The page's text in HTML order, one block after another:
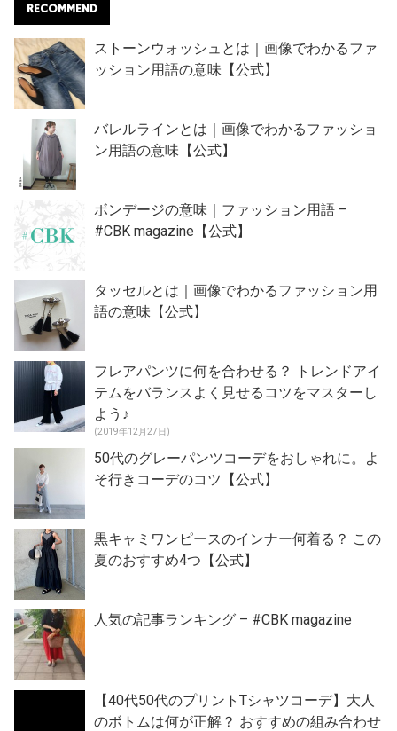
RECOMMEND
ストーンウォッシュとは｜画像でわかるファ
ッション用語の意味【公式】
バレルラインとは｜画像でわかるファッショ
ン用語の意味【公式】
ボンデージの意味｜ファッション用語 –
#CBK magazine【公式】
タッセルとは｜画像でわかるファッション用
語の意味【公式】
フレアパンツに何を合わせる？ トレンドアイ
テムをバランスよく見せるコツをマスターし
よう♪
(2019年12月27日)
50代のグレーパンツコーデをおしゃれに。よ
そ行きコーデのコツ【公式】
黒キャミワンピースのインナー何着る？ この
夏のおすすめ4つ【公式】
人気の記事ランキング – #CBK magazine
【40代50代のプリントTシャツコーデ】大人
のボトムは何が正解？ おすすめの組み合わせ